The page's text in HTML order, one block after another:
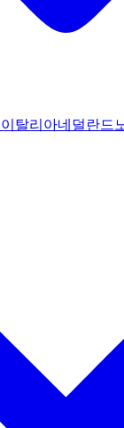
이탈리아네덜란드